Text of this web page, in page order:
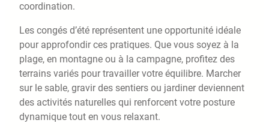
coordination.
Les congés d’été représentent une opportunité idéale
pour approfondir ces pratiques. Que vous soyez à la
plage, en montagne ou à la campagne, profitez des
terrains variés pour travailler votre équilibre. Marcher
sur le sable, gravir des sentiers ou jardiner deviennent
des activités naturelles qui renforcent votre posture
dynamique tout en vous relaxant.